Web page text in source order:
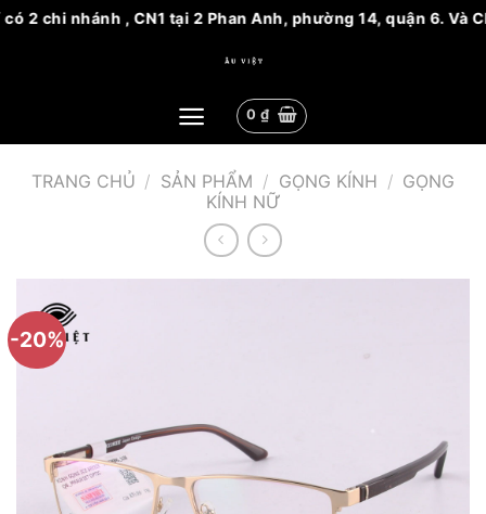
nhánh , CN1 tại 2 Phan Anh, phường 14, quận 6. Và
0 ₫
TRANG CHỦ / SẢN PHẨM / GỌNG KÍNH / GỌNG
KÍNH NỮ
-20%